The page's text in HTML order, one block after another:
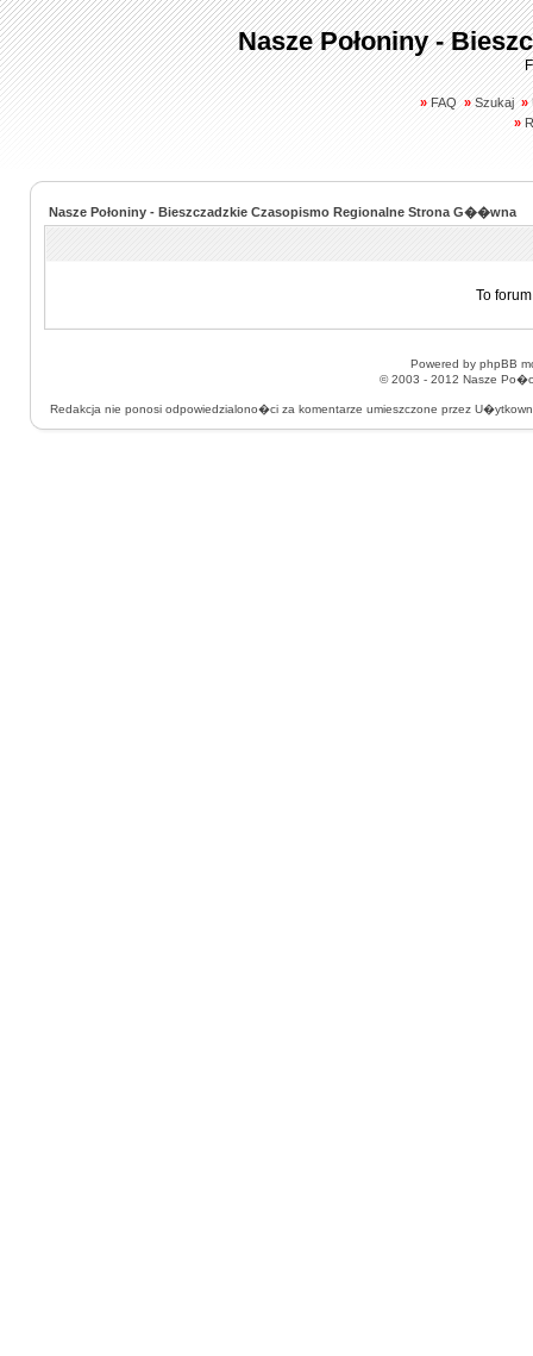
Nasze Połoniny -
» FAQ » Szukaj »
»
Nasze Połoniny - Bieszczadzkie Czasopismo Regionalne Strona G��wna
To
Powered by phpBB
© 2003 - 2012 Nasze
Redakcja nie ponosi odpowiedzialono�ci za komentarze umieszczone przez